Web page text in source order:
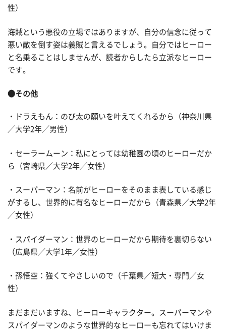
性）
海賊という悪役の立場ではありますが、自分の信念に従って
悪い敵を倒す姿は義賊と言えるでしょう。自分ではヒーロー
と名乗ることはしませんが、読者からしたら立派なヒーロー
です。
●その他
・ドラえもん：のび太の願いを叶えてくれるから（神奈川県
／大学2年／男性）
・セーラームーン：私にとっては幼稚園の頃のヒーローだか
ら（宮崎県／大学2年／女性）
・スーパーマン：名前がヒーローをそのまま表している感じ
がするし、世界的に有名なヒーローだから（青森県／大学2年
／女性）
・スパイダーマン：世界のヒーローだから期待を裏切らない
（広島県／大学1年／女性）
・孫悟空：強くてやさしいので（千葉県／短大・専門／女
性）
まだまだいますね、ヒーローキャラクター。スーパーマンや
スパイダーマンのような世界的なヒーローも忘れてはいけま